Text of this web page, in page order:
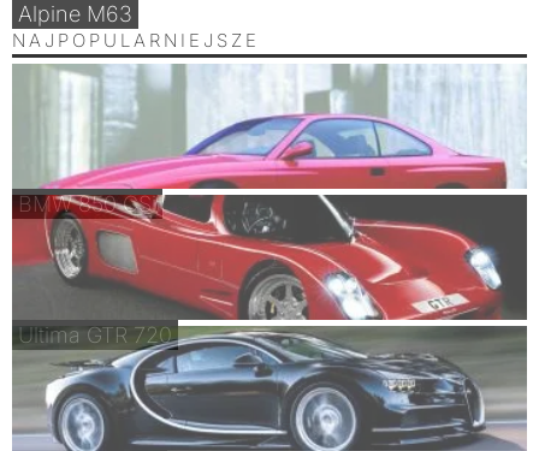
Alpine M63
NAJPOPULARNIEJSZE
BMW 850 CSi
Ultima GTR 720